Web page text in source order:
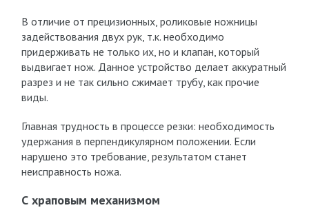
В отличие от прецизионных, роликовые ножницы
задействования двух рук, т.к. необходимо
придерживать не только их, но и клапан, который
выдвигает нож. Данное устройство делает аккуратный
разрез и не так сильно сжимает трубу, как прочие
виды.
Главная трудность в процессе резки: необходимость
удержания в перпендикулярном положении. Если
нарушено это требование, результатом станет
неисправность ножа.
С храповым механизмом